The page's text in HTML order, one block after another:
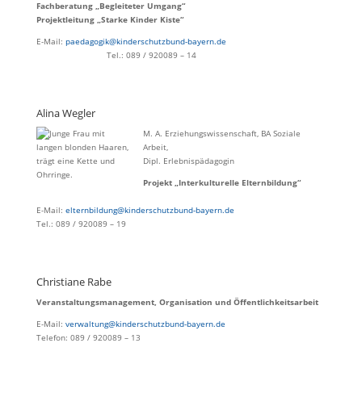
Fachberatung „Begleiteter Umgang“
Projektleitung „Starke Kinder Kiste“
E-Mail: paedagogik@kinderschutzbund-bayern.de
Tel.: 089 / 920089 – 14
Alina Wegler
M. A. Erziehungswissenschaft, BA Soziale
Arbeit,
Dipl. Erlebnispädagogin
Projekt „Interkulturelle Elternbildung“
E-Mail: elternbildung@kinderschutzbund-bayern.de
Tel.: 089 / 920089 – 19
Christiane Rabe
Veranstaltungsmanagement, Organisation und Öffentlichkeitsarbeit
E-Mail: verwaltung@kinderschutzbund-bayern.de
Telefon: 089 / 920089 – 13